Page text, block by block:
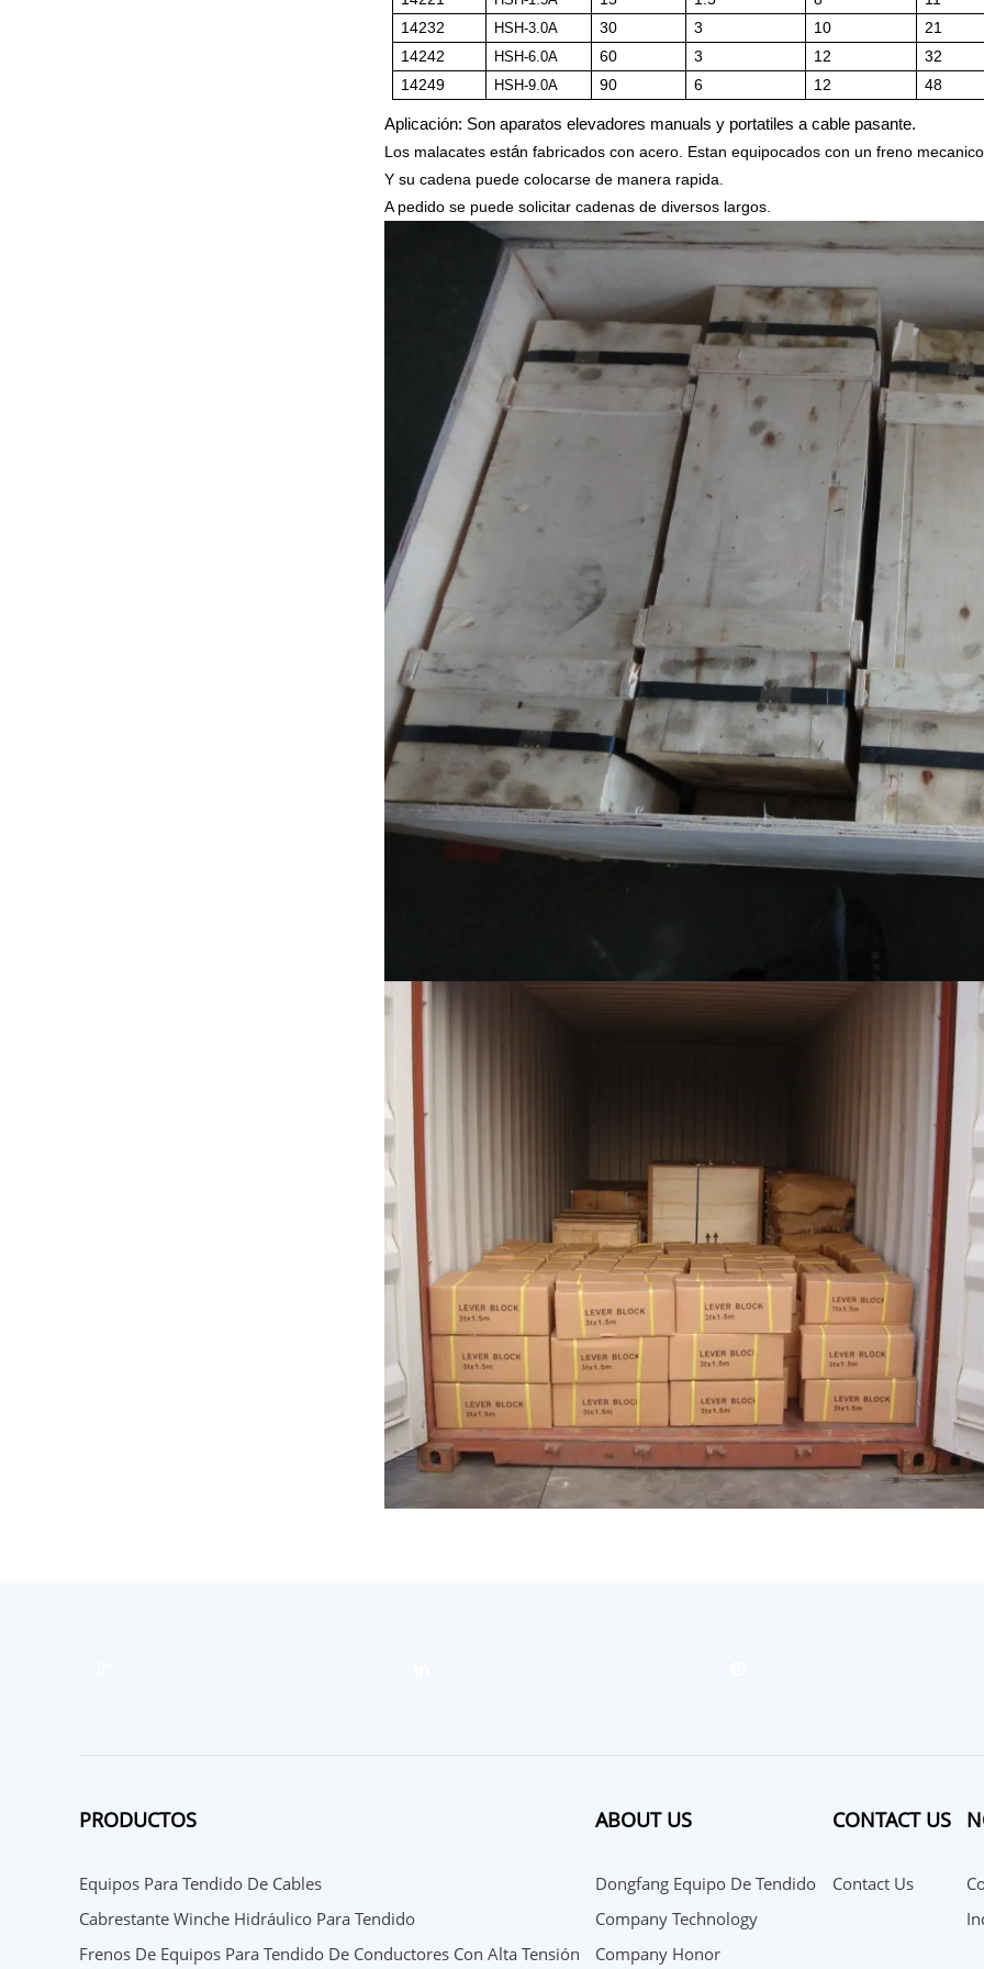
14232
HSH-3.0A 30 3 10
21
14242
HSH-6.0A 60 3 12
32
14249
HSH-9.0A 90 6 12 48
Ap licación: Son aparatos elevadores manuals y portatiles a cable pasante.
Los malacates están fabricados con acero. Estan equipocados con un freno mecanico
Y su cadena puede colocarse de manera rapida.
A pedido se puede solicitar cadenas de diversos largos.
PRODUCTOS
Equipos Para Tendido De Cables
Cabrestante Winche Hidráulico Para Tendido
Frenos De Equipos Para Tendido De Conductores Con Alta Tensión
ABOUT US
Dongfang Equipo De Tendido
Company Technology
Company Honor
CONTACT US
Contact Us